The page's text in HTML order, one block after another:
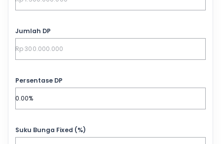
Jumlah DP
Persentase DP
Suku Bunga Fixed (%)